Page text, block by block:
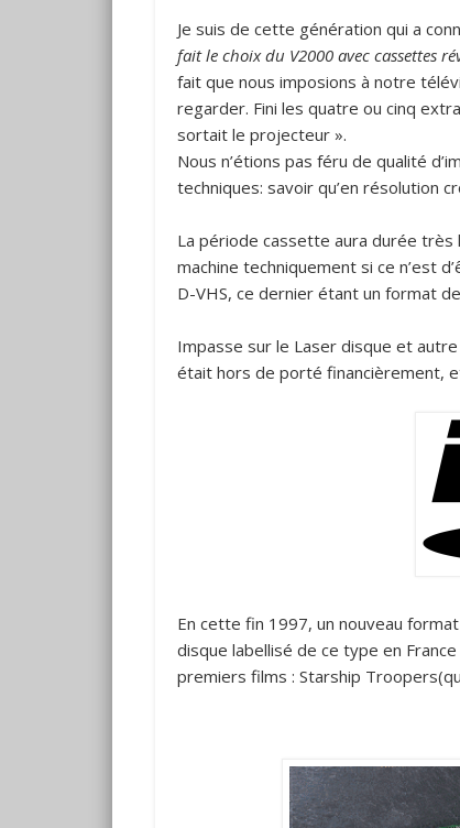
Je suis de cette génération qui a
fait le choix du V2000 avec cassettes
fait que nous imposions à notre
regarder. Fini les quatre ou cinq
sortait le projecteur ».
Nous n’étions pas féru de qualité
techniques: savoir qu’en résolution
La période cassette aura durée très
machine techniquement si ce n’est
D-VHS, ce dernier étant un format
Impasse sur le Laser disque et
était hors de porté financièrement,
En cette fin 1997, un nouveau
disque labellisé de ce type en
premiers films : Starship